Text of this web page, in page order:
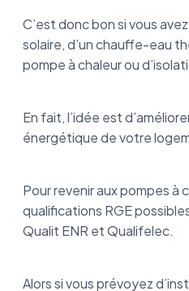
C’est donc bon si vous
solaire, d’un chauffe-eau
pompe à chaleur ou
En fait, l’idée est
énergétique de votre
Pour revenir aux pompes à
qualifications RGE
Qualit ENR et Qualifelec.
Alors si vous prévoyez